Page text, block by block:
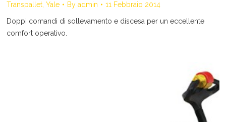
Transpallet, Yale By admin 11 Febbraio 2014
Doppi comandi di sollevamento e discesa per un eccellente
comfort operativo.